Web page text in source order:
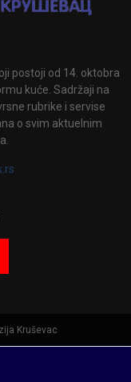
postoji od 14. oktobra
kuće. Sadržaji na
rubrike i servise
o svim aktuelnim
Kruševac